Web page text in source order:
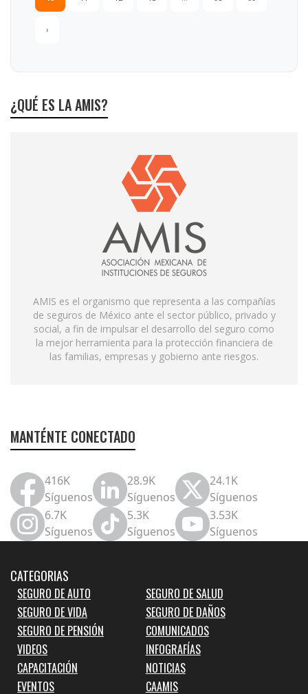
›
¿QUÉ ES LA AMIS?
AMIS es el organismo que representa a las compañías
de seguros de México ante el sector público, privado y
social, a fin de impulsar el desarrollo del seguro como
la mejor herramienta para la protección financiera de
las familias, empresas y gobierno ante riesgos.
MANTÉNTE CONECTADO
416K
Síguenos
28.9K
Síguenos
24.1K
Síguenos
6.7K
Síguenos
5.3K
Síguenos
3.53K
Síguenos
CATEGORIAS
SEGURO DE AUTO
SEGURO DE SALUD
SEGURO DE VIDA
SEGURO DE DAÑOS
SEGURO DE PENSIÓN
COMUNICADOS
VIDEOS
INFOGRAFÍAS
CAPACITACIÓN
NOTICIAS
EVENTOS
CAAMIS